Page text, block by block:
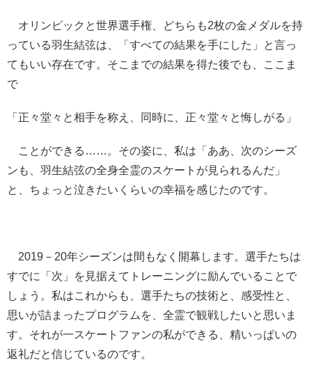
オリンピックと世界選手権、どちらも2枚の金メダルを持
っている羽生結弦は、「すべての結果を手にした」と言っ
てもいい存在です。そこまでの結果を得た後でも、ここま
で
「正々堂々と相手を称え、同時に、正々堂々と悔しがる」
ことができる……。その姿に、私は「ああ、次のシーズ
ンも、羽生結弦の全身全霊のスケートが見られるんだ」
と、ちょっと泣きたいくらいの幸福を感じたのです。
2019－20年シーズンは間もなく開幕します。選手たちは
すでに「次」を見据えてトレーニングに励んでいることで
しょう。私はこれからも、選手たちの技術と、感受性と、
思いが詰まったプログラムを、全霊で観戦したいと思いま
す。それが一スケートファンの私ができる、精いっぱいの
返礼だと信じているのです。